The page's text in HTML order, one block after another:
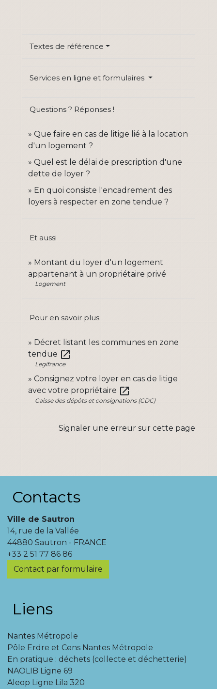
Textes de référence
Services en ligne et formulaires
Questions ? Réponses !
Que faire en cas de litige lié à la location
d'un logement ?
Quel est le délai de prescription d'une
dette de loyer ?
En quoi consiste l'encadrement des
loyers à respecter en zone tendue ?
Et aussi
Montant du loyer d'un logement
appartenant à un propriétaire privé
Logement
Pour en savoir plus
Décret listant les communes en zone
tendue open_in_new
Legifrance
Consignez votre loyer en cas de litige
avec votre propriétaire open_in_new
Caisse des dépôts et consignations (CDC)
Signaler une erreur sur cette page
Contacts
Ville de Sautron
14, rue de la Vallée
44880 Sautron - FRANCE
+33 2 51 77 86 86
Contact par formulaire
Liens
Nantes Métropole
Pôle Erdre et Cens Nantes Métropole
En pratique : déchets (collecte et déchetterie)
NAOLIB Ligne 69
Aleop Ligne Lila 320